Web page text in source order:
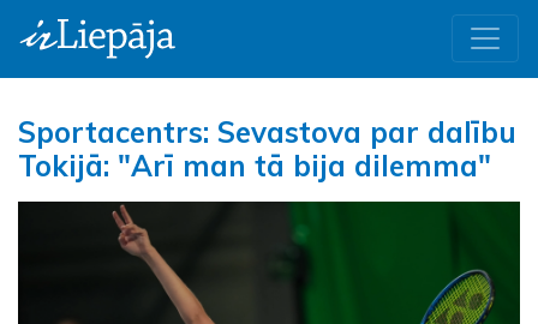
Sportacentrs: Sevastova par dalību
Tokijā: "Arī man tā bija dilemma"